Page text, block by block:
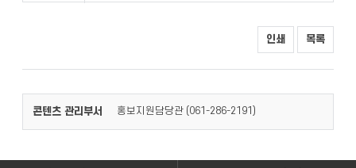
인쇄 목록
콘텐츠 관리부서 홍보지원담당관 (061-286-2191 )